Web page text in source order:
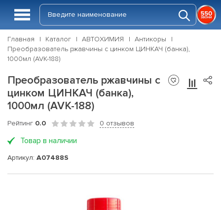
Главная Каталог АВТОХИМИЯ
Антикоры
Преобразователь ржавчины с цинком ЦИНКАЧ (банка),
1000мл (AVK-188)
Преобразователь ржавчины с
цинком ЦИНКАЧ (банка),
1000мл (AVK-188)
Рейтинг 0.0 0 отзывов
Товар в наличии
Артикул: A07488S